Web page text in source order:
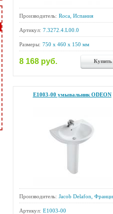
Производитель: Roca, Испания
Артикул: 7.3272.4.L00.0
Размеры: 750 x 460 x 150 мм
8 168 руб. Купить
E1003-00 умывальник ODEON
Производитель: Jacob Delafon,
Артикул: E1003-00